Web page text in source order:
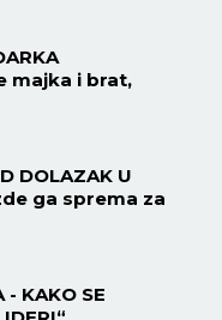
majka i brat,
DOLAZAK U
ga sprema za
- KAKO SE